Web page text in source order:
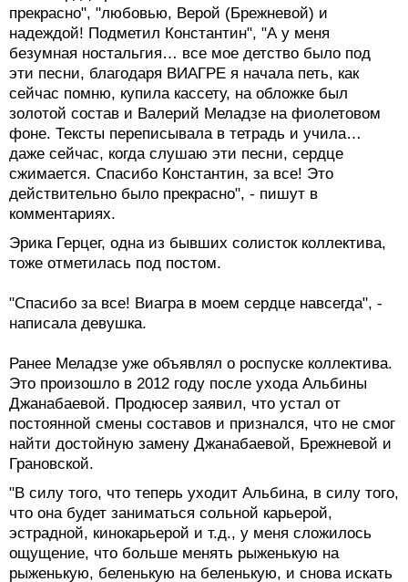
прекрасно", "любовью, Верой (Брежневой) и
надеждой! Подметил Константин", "А у меня
безумная ностальгия… все мое детство было под
эти песни, благодаря ВИАГРЕ я начала петь, как
сейчас помню, купила кассету, на обложке был
золотой состав и Валерий Меладзе на фиолетовом
фоне. Тексты переписывала в тетрадь и учила…
даже сейчас, когда слушаю эти песни, сердце
сжимается. Спасибо Константин, за все! Это
действительно было прекрасно", - пишут в
комментариях.
Эрика Герцег, одна из бывших солисток коллектива,
тоже отметилась под постом.
"Спасибо за все! Виагра в моем сердце навсегда", -
написала девушка.
Ранее Меладзе уже объявлял о роспуске коллектива.
Это произошло в 2012 году после ухода Альбины
Джанабаевой. Продюсер заявил, что устал от
постоянной смены составов и признался, что не смог
найти достойную замену Джанабаевой, Брежневой и
Грановской.
"В силу того, что теперь уходит Альбина, в силу того,
что она будет заниматься сольной карьерой,
эстрадной, кинокарьерой и т.д., у меня сложилось
ощущение, что больше менять рыженькую на
рыженькую, беленькую на беленькую, и снова искать